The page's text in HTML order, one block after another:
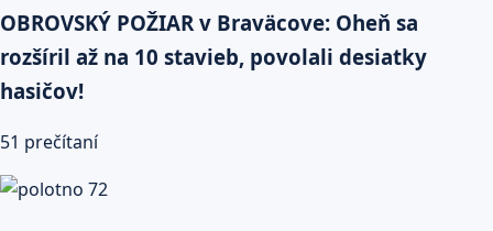
OBROVSKÝ POŽIAR v Braväcove: Oheň sa
rozšíril až na 10 stavieb, povolali desiatky
hasičov!
51 prečítaní